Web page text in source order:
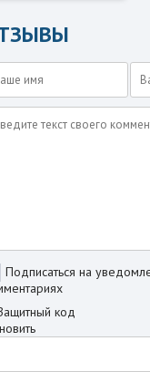
Подписаться на